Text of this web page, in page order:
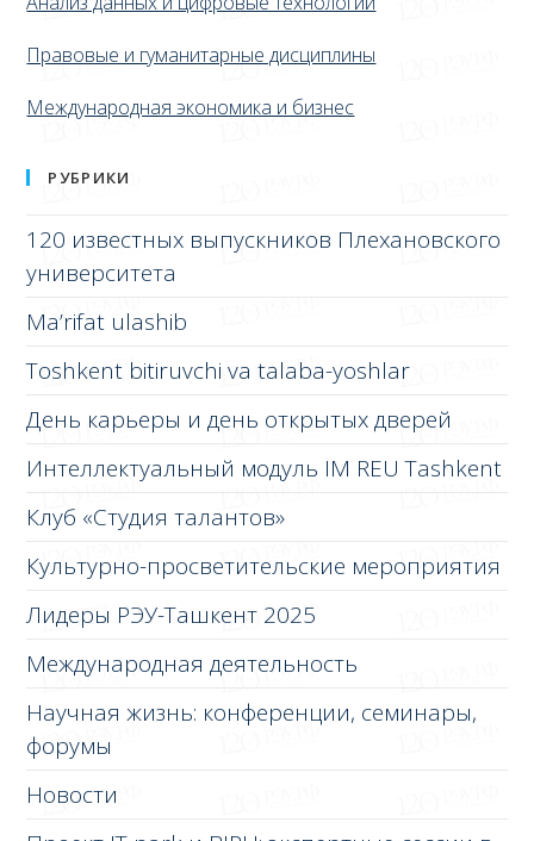
Правовые и гуманитарные дисциплины
Международная экономика и бизнес
РУБРИКИ
120 известных выпускников Плехановского
университета
Ma’rifat ulashib
Toshkent bitiruvchi va talaba-yoshlar
День карьеры и день открытых дверей
Интеллектуальный модуль IM REU Tashkent
Клуб «Студия талантов»
Культурно-просветительские мероприятия
Лидеры РЭУ-Ташкент 2025
Международная деятельность
Научная жизнь: конференции, семинары,
форумы
Новости